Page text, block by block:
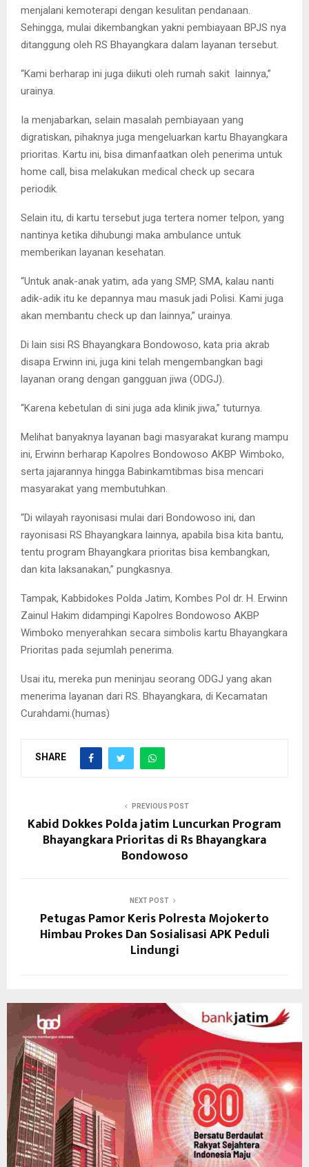
menjalani kemoterapi dengan kesulitan pendanaan.
Sehingga, mulai dikembangkan yakni pembiayaan BPJS nya
ditanggung oleh RS Bhayangkara dalam layanan tersebut.
“Kami berharap ini juga diikuti oleh rumah sakit lainnya,”
urainya.
Ia menjabarkan, selain masalah pembiayaan yang
digratiskan, pihaknya juga mengeluarkan kartu Bhayangkara
prioritas. Kartu ini, bisa dimanfaatkan oleh penerima untuk
home call, bisa melakukan medical check up secara
periodik.
Selain itu, di kartu tersebut juga tertera nomer telpon, yang
nantinya ketika dihubungi maka ambulance untuk
memberikan layanan kesehatan.
“Untuk anak-anak yatim, ada yang SMP, SMA, kalau nanti
adik-adik itu ke depannya mau masuk jadi Polisi. Kami juga
akan membantu check up dan lainnya,” urainya.
Di lain sisi RS Bhayangkara Bondowoso, kata pria akrab
disapa Erwinn ini, juga kini telah mengembangkan bagi
layanan orang dengan gangguan jiwa (ODGJ).
“Karena kebetulan di sini juga ada klinik jiwa,” tuturnya.
Melihat banyaknya layanan bagi masyarakat kurang mampu
ini, Erwinn berharap Kapolres Bondowoso AKBP Wimboko,
serta jajarannya hingga Babinkamtibmas bisa mencari
masyarakat yang membutuhkan.
“Di wilayah rayonisasi mulai dari Bondowoso ini, dan
rayonisasi RS Bhayangkara lainnya, apabila bisa kita bantu,
tentu program Bhayangkara prioritas bisa kembangkan,
dan kita laksanakan,” pungkasnya.
Tampak, Kabbidokes Polda Jatim, Kombes Pol dr. H. Erwinn
Zainul Hakim didampingi Kapolres Bondowoso AKBP
Wimboko menyerahkan secara simbolis kartu Bhayangkara
Prioritas pada sejumlah penerima.
Usai itu, mereka pun meninjau seorang ODGJ yang akan
menerima layanan dari RS. Bhayangkara, di Kecamatan
Curahdami.(humas)
SHARE
PREVIOUS POST
Kabid Dokkes Polda jatim Luncurkan Program
Bhayangkara Prioritas di Rs Bhayangkara
Bondowoso
NEXT POST
Petugas Pamor Keris Polresta Mojokerto
Himbau Prokes Dan Sosialisasi APK Peduli
Lindungi